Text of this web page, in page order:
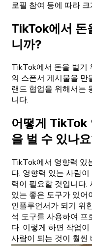
로필 참여 등에 따라
TikTok에서 돈
니까?
TikTok에서 돈을 벌기
의 스폰서 게시물을 만
랜드 협업을 위해서는
니다.
어떻게 TikTok
을 벌 수 있나
TikTok에서 영향력 있
다. 영향력 있는 사람
력이 필요할 것입니다.
있는 좋은 도구가 있어
인플루언서가 되기 위
석 도구를 사용하여 프
다. 이렇게 하면 작업
사람이 되는 것이 훨씬